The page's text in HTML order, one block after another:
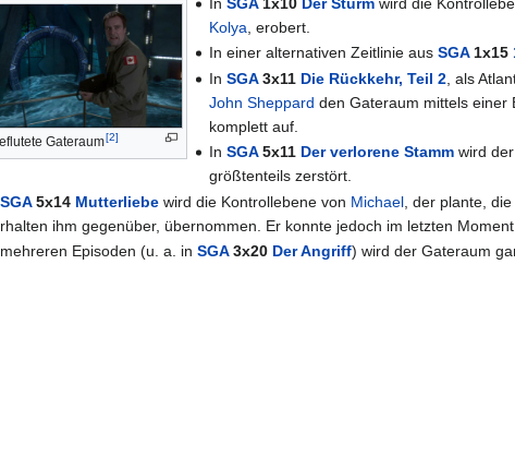
Gateraum[2]
Kolya , erobert.
In einer alternativen Zeitlinie aus SGA 1x15
In SGA 3x11 Die Rückkehr, Teil 2, als
John Sheppard den Gateraum mittels einer
komplett auf.
In SGA 5x11 Der verlorene Stammwird der
größtenteils zerstört.
SGA 5x14 Mutterliebe wird die Kontrollebene von Michael , der plante,
ihm gegenüber, übernommen. Er konnte jedoch im letzten
Episoden (u. a. inSGA 3x20 Der Angriff) wird der Gateraum